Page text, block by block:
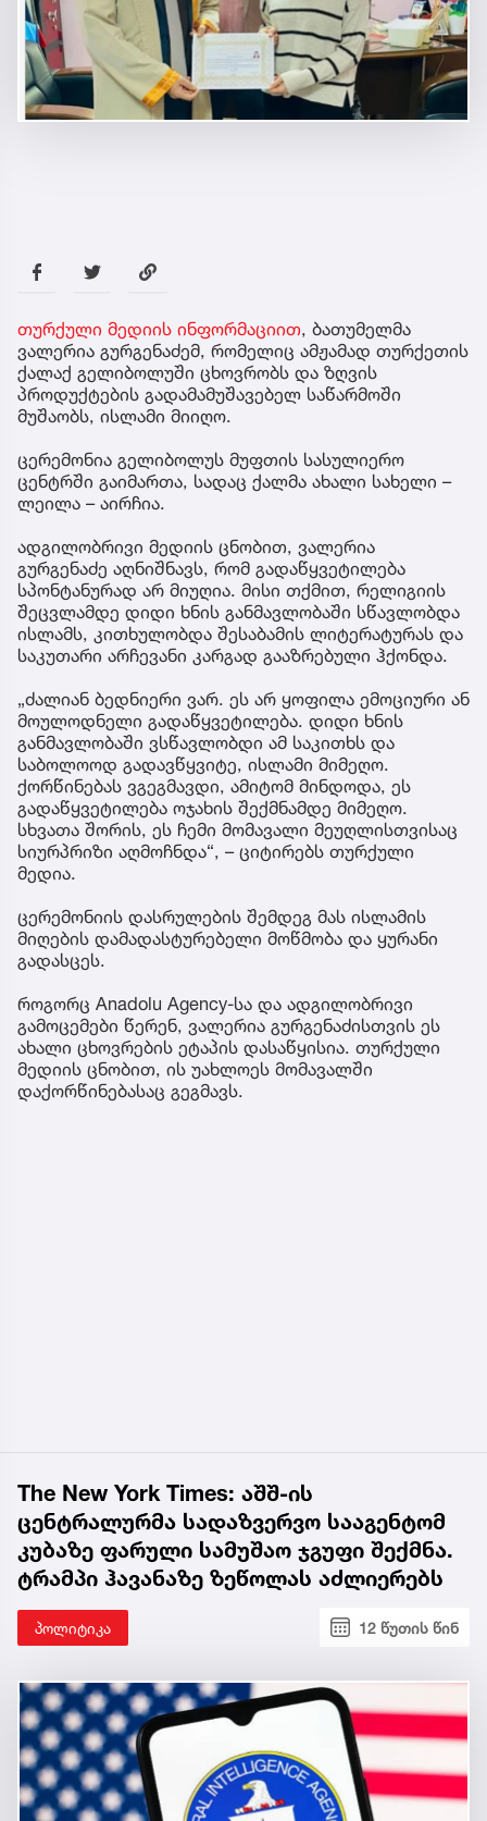
თურქული მედიის ინფორმაციით, ბათუმელმა
ვალერია გურგენაძემ, რომელიც ამჟამად თურქეთის
ქალაქ გელიბოლუში ცხოვრობს და ზღვის
პროდუქტების გადამამუშავებელ საწარმოში
მუშაობს, ისლამი მიიღო.
ცერემონია გელიბოლუს მუფთის სასულიერო
ცენტრში გაიმართა, სადაც ქალმა ახალი სახელი –
ლეილა – აირჩია.
ადგილობრივი მედიის ცნობით, ვალერია
გურგენაძე აღნიშნავს, რომ გადაწყვეტილება
სპონტანურად არ მიუღია. მისი თქმით, რელიგიის
შეცვლამდე დიდი ხნის განმავლობაში სწავლობდა
ისლამს, კითხულობდა შესაბამის ლიტერატურას და
საკუთარი არჩევანი კარგად გააზრებული ჰქონდა.
„ძალიან ბედნიერი ვარ. ეს არ ყოფილა ემოციური ან
მოულოდნელი გადაწყვეტილება. დიდი ხნის
განმავლობაში ვსწავლობდი ამ საკითხს და
საბოლოოდ გადავწყვიტე, ისლამი მიმეღო.
ქორწინებას ვგეგმავდი, ამიტომ მინდოდა, ეს
გადაწყვეტილება ოჯახის შექმნამდე მიმეღო.
სხვათა შორის, ეს ჩემი მომავალი მეუღლისთვისაც
სიურპრიზი აღმოჩნდა“, – ციტირებს თურქული
მედია.
ცერემონიის დასრულების შემდეგ მას ისლამის
მიღების დამადასტურებელი მოწმობა და ყურანი
გადასცეს.
როგორც Anadolu Agency-სა და ადგილობრივი
გამოცემები წერენ, ვალერია გურგენაძისთვის ეს
ახალი ცხოვრების ეტაპის დასაწყისია. თურქული
მედიის ცნობით, ის უახლოეს მომავალში
დაქორწინებასაც გეგმავს.
The New York Times: აშშ-ის
ცენტრალურმა სადაზვერვო სააგენტომ
კუბაზე ფარული სამუშაო ჯგუფი შექმნა.
ტრამპი ჰავანაზე ზეწოლას აძლიერებს
პოლიტიკა 12 წუთის წინ